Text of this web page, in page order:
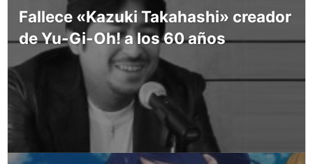
Fallece «Kazuki Takahashi» creador
de Yu-Gi-Oh! a los 60 años